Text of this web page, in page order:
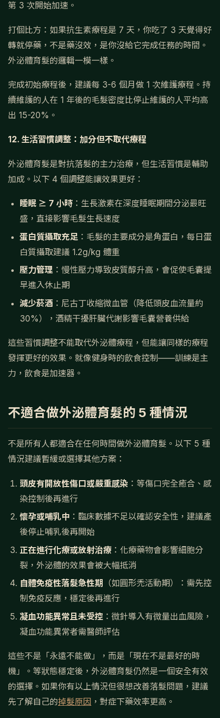
第 3 次開始加速。
打個比方：如果抗生素療程是 7 天，你吃了 3 天覺得好
轉就停藥，不是藥沒效，是你沒給它完成任務的時間。
外泌體育髮的邏輯一模一樣。
完成初始療程後，建議每 3-6 個月做 1 次維護療程。持
續維護的人在 1 年後的毛髮密度比停止維護的人平均高
出 15-20%。
12. 生活習慣調整：加分但不取代療程
外泌體育髮是對抗落髮的主力治療，但生活習慣是輔助
加成。以下 4 個調整能讓效果更好：
睡眠 ≥ 7 小時 ：生長激素在深度睡眠期間分泌最旺
盛，直接影響毛髮生長速度
蛋白質攝取充足 ：毛髮的主要成分是角蛋白，每日蛋
白質攝取建議 1.2g/kg 體重
壓力管理 ：慢性壓力導致皮質醇升高，會促使毛囊提
早進入休止期
減少菸酒 ：尼古丁收縮微血管（降低頭皮血流量約
30%），酒精干擾肝臟代謝影響毛囊營養供給
這些習慣調整不能取代外泌體療程，但能讓同樣的療程
發揮更好的效果。就像健身時的飲食控制——訓練是主
力，飲食是加速器。
不適合做外泌體育髮的 5 種情況
不是所有人都適合在任何時間做外泌體育髮。以下 5 種
情況建議暫緩或選擇其他方案：
頭皮有開放性傷口或嚴重感染 ：等傷口完全癒合、感
染控制後再進行
懷孕或哺乳中 ：臨床數據不足以確認安全性，建議產
後停止哺乳後再開始
正在進行化療或放射治療 ：化療藥物會影響細胞分
裂，外泌體的效果會被大幅抵消
自體免疫性落髮急性期
（如圓形禿活動期）：需先控
制免疫反應，穩定後再進行
凝血功能異常且未受控 ：微針導入有微量出血風險，
凝血功能異常者需醫師評估
這些不是「永遠不能做」，而是「現在不是最好的時
機」。等狀態穩定後，外泌體育髮仍然是一個安全有效
的選擇。如果你有以上情況但很想改善落髮問題，建議
先了解自己的掉髮原因 ，對症下藥效率更高。